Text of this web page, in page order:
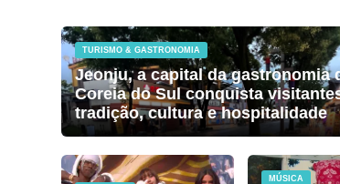
TURISMO & GASTRONOMIA
Jeonju, a capital da gastronomia
Coreia do Sul conquista
tradição, cultura e hospitalidade
MÚSICA